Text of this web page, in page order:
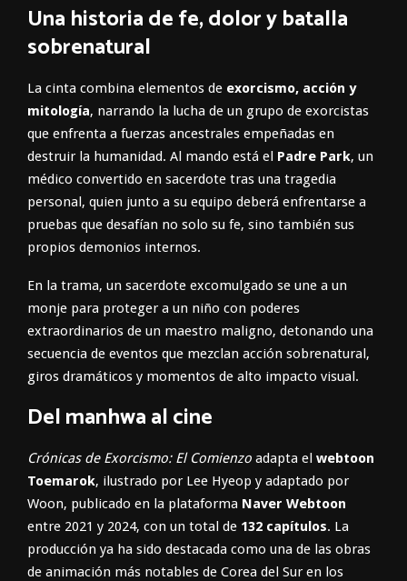
Una historia de fe, dolor y batalla
sobrenatural
La cinta combina elementos de exorcismo, acción y
mitología, narrando la lucha de un grupo de exorcistas
que enfrenta a fuerzas ancestrales empeñadas en
destruir la humanidad. Al mando está el Padre Park, un
médico convertido en sacerdote tras una tragedia
personal, quien junto a su equipo deberá enfrentarse a
pruebas que desafían no solo su fe, sino también sus
propios demonios internos.
En la trama, un sacerdote excomulgado se une a un
monje para proteger a un niño con poderes
extraordinarios de un maestro maligno, detonando una
secuencia de eventos que mezclan acción sobrenatural,
giros dramáticos y momentos de alto impacto visual.
Del manhwa al cine
Crónicas de Exorcismo: El Comienzo adapta el webtoon
Toemarok, ilustrado por Lee Hyeop y adaptado por
Woon, publicado en la plataforma Naver Webtoon
entre 2021 y 2024, con un total de 132 capítulos. La
producción ya ha sido destacada como una de las obras
de animación más notables de Corea del Sur en los